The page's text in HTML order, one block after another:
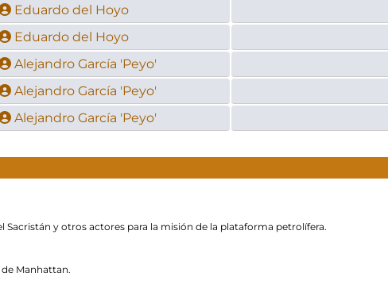
Eduardo del Hoyo
Eduardo del Hoyo
Alejandro García 'Peyo'
Alejandro García 'Peyo'
Alejandro García 'Peyo'
y otros actores para la misión de la plataforma petrolífera.
Manhattan.